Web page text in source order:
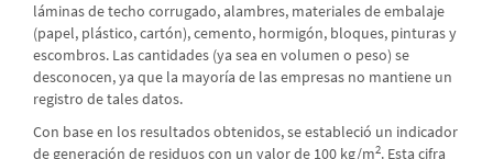
láminas de techo corrugado, alambres, materiales de embalaje
(papel, plástico, cartón), cemento, hormigón, bloques, pinturas y
escombros. Las cantidades (ya sea en volumen o peso) se
desconocen, ya que la mayoría de las empresas no mantiene un
registro de tales datos.
Con base en los resultados obtenidos, se estableció un indicador
de generación de residuos con un valor de 100 kg/m2. Esta cifra